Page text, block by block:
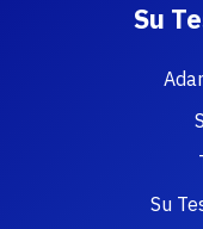
Su
Su